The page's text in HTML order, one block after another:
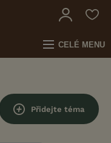
CELÉ MENU
Přidejte téma